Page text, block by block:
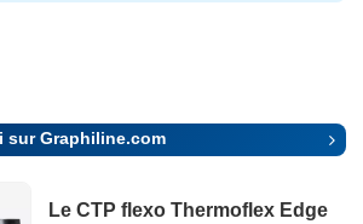
sur Graphiline.com
Le CTP flexo Thermoflex Edge